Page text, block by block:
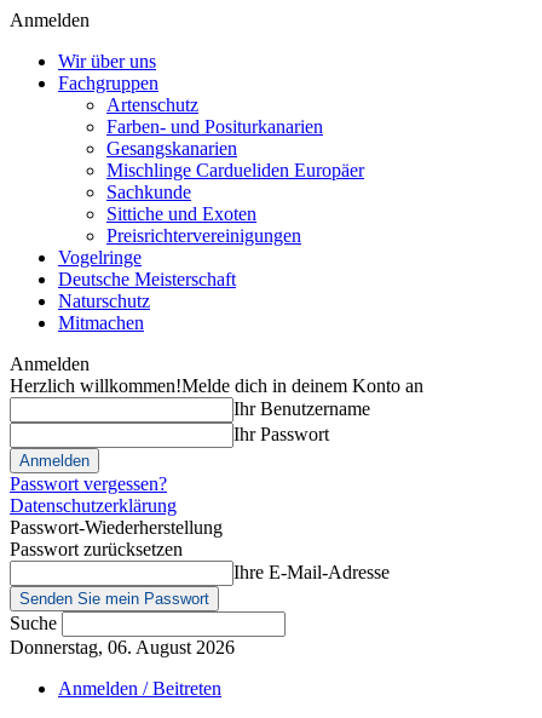
Anmelden
Wir über uns
Fachgruppen
Artenschutz
Farben- und Positurkanarien
Gesangskanarien
Mischlinge Cardueliden Europäer
Sachkunde
Sittiche und Exoten
Preisrichtervereinigungen
Vogelringe
Deutsche Meisterschaft
Naturschutz
Mitmachen
Anmelden
Herzlich willkommen!Melde dich in deinem Konto an
Ihr Benutzername
Ihr Passwort
Passwort vergessen?
Datenschutzerklärung
Passwort-Wiederherstellung
Passwort zurücksetzen
Ihre E-Mail-Adresse
Suche
Donnerstag, 06. August 2026
Anmelden / Beitreten